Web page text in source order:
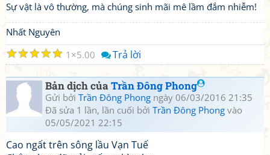
Sự vật là vô thường, mà chúng sinh mãi mê lầm đắm nhiễm!
Nhất Nguyên
☆
☆
☆
☆
☆ 1 5.00 Trả lời
Bản dịch củaTrần Đông Phong
Gửi bởi Trần Đông Phong ngày 06/03/2016 21:35
Đã sửa 1 lần, lần cuối bởi Trần Đông Phong vào
05/05/2021 22:15
Cao ngất trên sông lầu Vạn Tuế